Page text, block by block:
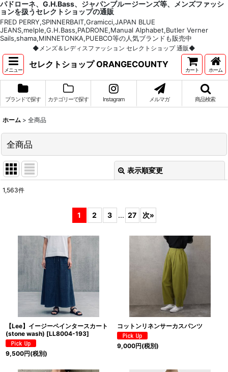
パドローネ、G.H.Bass、ジャパンブルージーンズ等、メンズファッシ
ョンを扱うセレクトショップの通販
FRED PERRY,SPINNERBAIT,Gramicci,JAPAN BLUE
JEANS,melple,G.H.Bass,PADRONE,Manual Alphabet,Butler Verner
Sails,shama,MINNETONKA,PUEBCO等の人気ブランドも販売中
◆メンズ＆レディスファッション セレクトショップ 通販◆
メニュー
セレクトショップ ORANGECOUNTY
カート ホーム
ブランドで探す カテゴリーで探す Instagram メルマガ 商品検索
ホーム > 全商品
全商品
表示順変更
1,563件
1 2 3 ... 27 次»
【Lee】イージーペインタースカート
(stone wash) [LL8004-193]
9,500円(税別)
コットンリネンサーカスパンツ
9,000円(税別)